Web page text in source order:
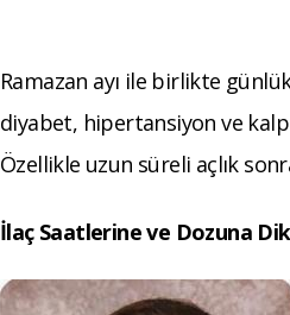
Ramazan ayı ile birlikte
diyabet, hipertansiyon ve
Özellikle uzun süreli açlık
İlaç Saatlerine ve Dozuna